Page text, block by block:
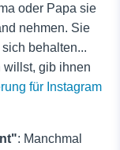
oder Papa sie
nehmen. Sie
behalten...
willst, gib ihnen
für Instagram
: Manchmal